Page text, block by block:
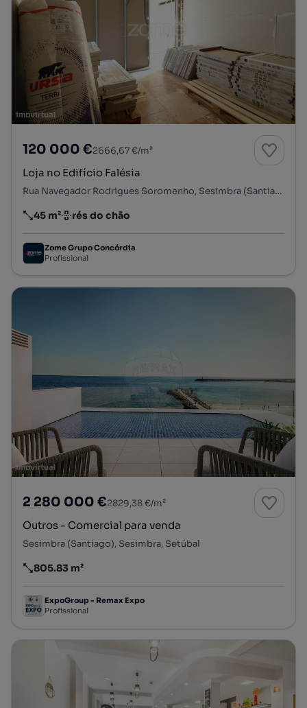
120 000 €2666,67 €/m²
Loja no Edifício Falésia
Rua Navegador Rodrigues Soromenho, Sesimbra (Santiago), Sesimbra, Setúbal
Preço por metro quadrado
45 m²
Andar rés do chão
Zome Grupo Concórdia
Profissional
2 280 000 €2829,38 €/m²
Outros - Comercial para venda
Sesimbra (Santiago), Sesimbra, Setúbal
Preço por metro quadrado
805.83 m²
ExpoGroup - Remax Expo
Profissional